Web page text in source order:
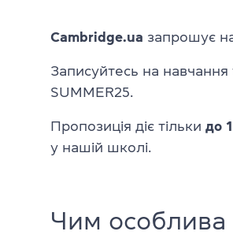
Cambridge.ua запрошує на
Записуйтесь на
SUMMER25.
Пропозиція діє тільки до
у нашій школі.
Чим